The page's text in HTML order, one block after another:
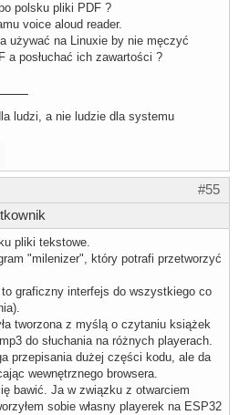
polsku pliki PDF ?
voice aloud reader.
używać na Linuxie by nie męczyć
a posłuchać ich zawartości ?
ludzi, a nie ludzie dla systemu
#55
pliki tekstowe.
"milenizer", który potrafi przetworzyć
graficzny interfejs do wszystkiego co
tworzona z myślą o czytaniu książek
do słuchania na różnych playerach.
przepisania dużej części kodu, ale da
wewnętrznego browsera.
bawić. Ja w związku z otwarciem
sobie własny playerek na ESP32